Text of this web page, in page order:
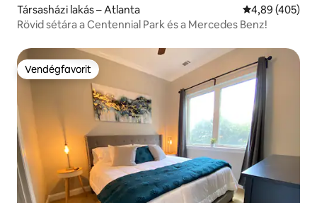
Társasházi lakás – Atlanta Átlagos
4,89 (405)
Rövid sétára a Centennial Park és a Mercedes Benz!
Vendégfavorit
Vendégfavorit